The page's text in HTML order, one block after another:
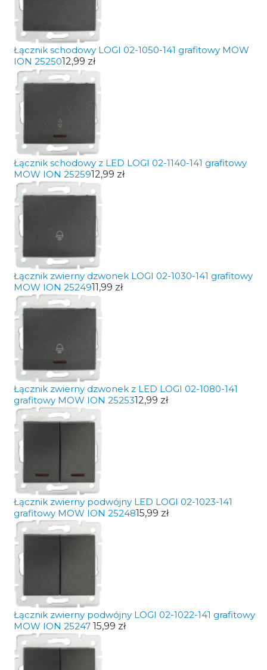
Łącznik schodowy LOGI 02-1050-141 grafitowy MOW
ION 2525012,99 zł
Łącznik schodowy z LED LOGI 02-1140-141 grafitowy
MOW ION 2525912,99 zł
Łącznik zwierny dzwonek LOGI 02-1030-141 grafitowy
MOW ION 2524911,99 zł
Łącznik zwierny dzwonek z LED LOGI 02-1080-141
grafitowy MOW ION 2525312,99 zł
Łącznik zwierny podwójny LED LOGI 02-1023-141
grafitowy MOW ION 2524815,99 zł
Łącznik zwierny podwójny LOGI 02-1022-141 grafitowy
MOW ION 25247 15,99 zł